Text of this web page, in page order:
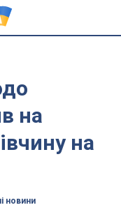
на
на
новини